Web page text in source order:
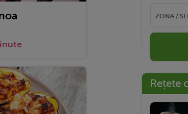
Rețete